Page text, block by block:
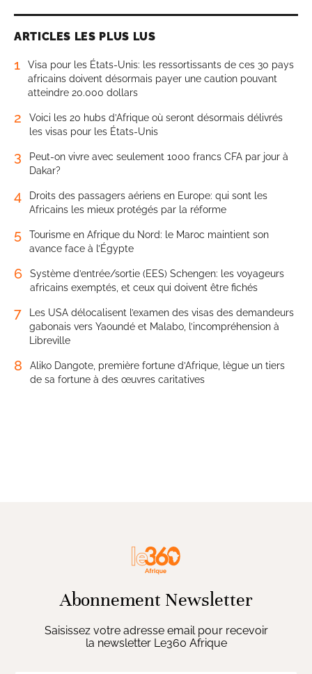
ARTICLES LES PLUS LUS
1
Visa pour les États-Unis: les ressortissants de ces 30 pays
africains doivent désormais payer une caution pouvant
atteindre 20.000 dollars
2
Voici les 20 hubs d’Afrique où seront désormais délivrés
les visas pour les États-Unis
3
Peut-on vivre avec seulement 1000 francs CFA par jour à
Dakar?
4
Droits des passagers aériens en Europe: qui sont les
Africains les mieux protégés par la réforme
5
Tourisme en Afrique du Nord: le Maroc maintient son
avance face à l’Égypte
6
Système d’entrée/sortie (EES) Schengen: les voyageurs
africains exemptés, et ceux qui doivent être fichés
7
Les USA délocalisent l’examen des visas des demandeurs
gabonais vers Yaoundé et Malabo, l’incompréhension à
Libreville
8
Aliko Dangote, première fortune d’Afrique, lègue un tiers
de sa fortune à des œuvres caritatives
Abonnement Newsletter
Saisissez votre adresse email pour recevoir
la newsletter Le360 Afrique